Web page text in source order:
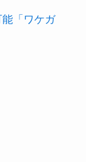
「ワケガ